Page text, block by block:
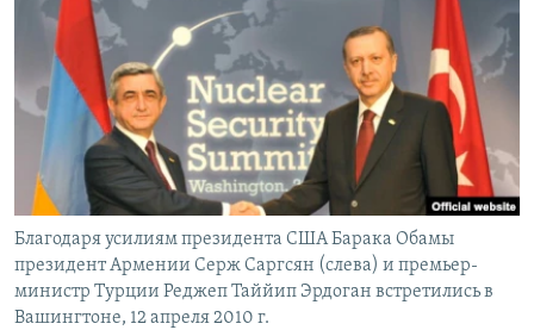
Հայերեն
English
Русский
Все сайты Радио Азатутюн
Благодаря усилиям президента США Барака Обамы
президент Армении Серж Саргсян (слева) и премьер-
министр Турции Реджеп Таййип Эрдоган встретились в
Вашингтоне, 12 апреля 2010 г.